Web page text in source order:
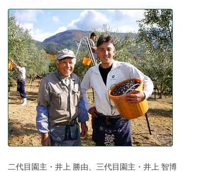
二代目園主・井上 勝由、三代目園主・井上 智博